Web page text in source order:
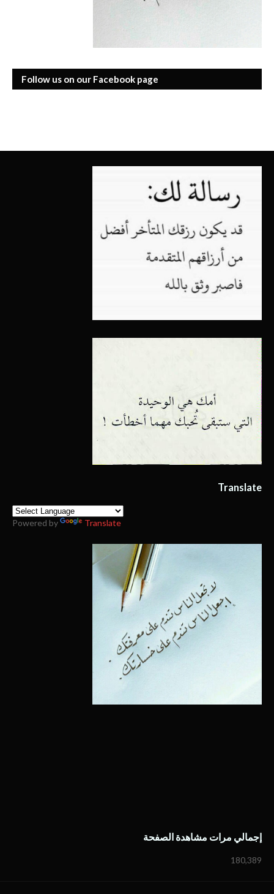
Follow us on our Facebook page
Translate
Powered by Translate
إجمالي مرات مشاهدة الصفحة
180,389